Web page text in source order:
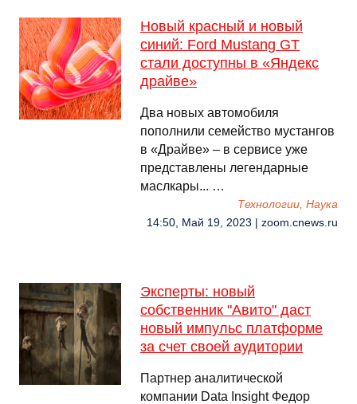
Новый красный и новый
синий: Ford Mustang GT
стали доступны в «Яндекс
драйве»
Два новых автомобиля
пополнили семейство мустангов
в «Драйве» – в сервисе уже
представлены легендарные
маслкары... …
Технологии, Наука
14:50, Май 19, 2023 | zoom.cnews.ru
Эксперты: новый
собственник "Авито" даст
новый импульс платформе
за счет своей аудитории
Партнер аналитической
компании Data Insight Федор